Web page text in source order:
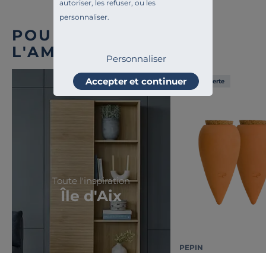
autoriser, les refuser, ou les
personnaliser.
Personnaliser
Accepter et continuer
Canapés et fauteuils de jardin
POUR COMPLÉTER
L'AMBIANCE
Toute l'inspiration
Île d'Aix
Liv. offerte
PEPIN